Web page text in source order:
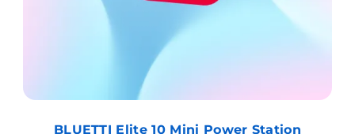
BLUETTI Elite 10 Mini Power Station